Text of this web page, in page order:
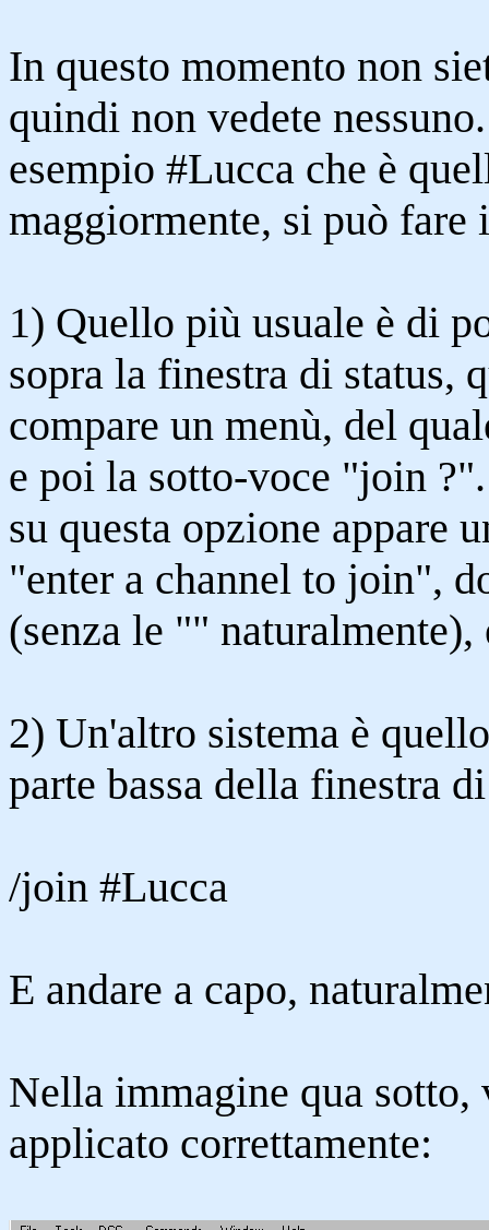
In questo momento non
quindi non vedete
esempio #Lucca che è
maggiormente, si può fare
1) Quello più usuale è di
sopra la finestra di status,
compare un menù, del
e poi la sotto-voce "join
su questa opzione appare
"enter a channel to join",
(senza le ""
2) Un'altro sistema è
parte bassa della finestra
/join #Lucca
E andare a capo,
Nella immagine qua
applicato correttamente: